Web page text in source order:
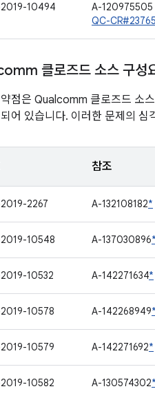
10494
A-120975505
QC-
클로즈드 소스 구성
점은 Qualcomm 클로즈드 소
어 있습니다. 이러한 문제의
참조
2267 A-132108182*
10548 A-137030896*
10532 A-142271634*
10578 A-142268949*
10579 A-142271692*
10582 A-130574302*